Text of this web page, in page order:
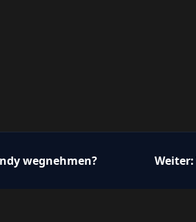
wegnehmen? Weiter: